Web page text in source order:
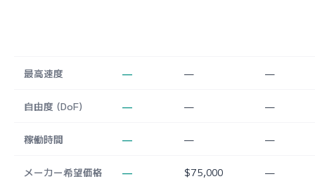
最高速度 — — —
自由度 (DoF) — — —
稼働時間 — — —
メーカー希望価格 — $75,000 —